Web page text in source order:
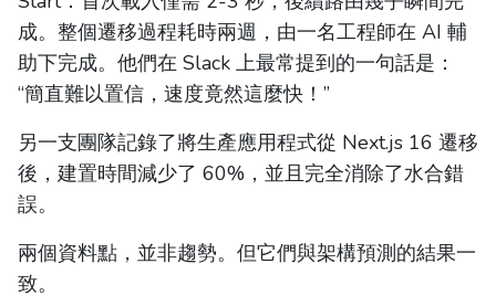
成。整個遷移過程耗時兩週，由一名工程師在 AI 輔
助下完成。他們在 Slack 上最常提到的一句話是：
“簡直難以置信，速度竟然這麼快！”
另一支團隊記錄了將生產應用程式從 Next.js 16 遷移
後，建置時間減少了 60%，並且完全消除了水合錯
誤。
兩個資料點，並非趨勢。但它們與架構預測的結果一
致。